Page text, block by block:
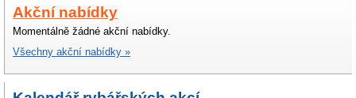
Akční nabídky
Momentálně žádné akční nabídky.
Všechny akční nabídky »